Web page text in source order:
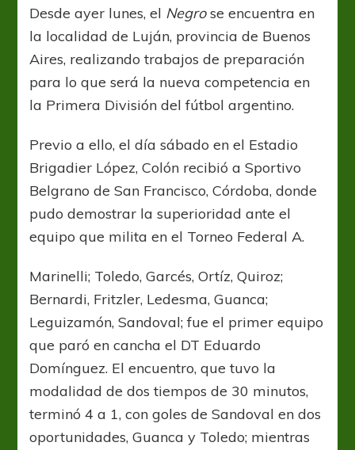
Desde ayer lunes, el Negrose encuentra en
la localidad de Luján, provincia de Buenos
Aires, realizando trabajos de preparación
para lo que será la nueva competencia en
la Primera División del fútbol argentino.
Previo a ello, el día sábado en el Estadio
Brigadier López, Colón recibió a Sportivo
Belgrano de San Francisco, Córdoba, donde
pudo demostrar la superioridad ante el
equipo que milita en el Torneo Federal A.
Marinelli; Toledo, Garcés, Ortíz, Quiroz;
Bernardi, Fritzler, Ledesma, Guanca;
Leguizamón, Sandoval; fue el primer equipo
que paró en cancha el DT Eduardo
Domínguez. El encuentro, que tuvo la
modalidad de dos tiempos de 30 minutos,
terminó 4 a 1, con goles de Sandoval en dos
oportunidades, Guanca y Toledo; mientras